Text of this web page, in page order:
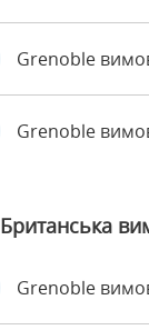
Grenoble
Grenoble
Британська
Grenoble